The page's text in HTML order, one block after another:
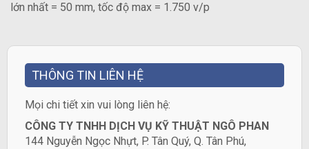
lớn nhất = 50 mm, tốc độ max = 1.750 v/p
THÔNG TIN LIÊN HỆ
​Mọi chi tiết xin vui lòng liên hệ:
CÔNG TY TNHH DỊCH VỤ KỸ THUẬT NGÔ PHAN
144 Nguyễn Ngọc Nhựt, P. Tân Quý, Q. Tân Phú,